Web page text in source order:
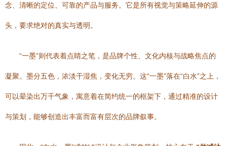
念、清晰的定位、可靠的产品与服务。它是所有视觉与策略延伸的源
头，要求绝对的真实与透明。
“一墨”则代表着点睛之笔，是品牌个性、文化内核与战略焦点的
凝聚。墨分五色，浓淡干湿焦，变化无穷。这“一墨”落在“白水”之上，
可以晕染出万千气象，寓意着在简约统一的框架下，通过精准的设计
与策划，能够创造出丰富而富有层次的品牌叙事。